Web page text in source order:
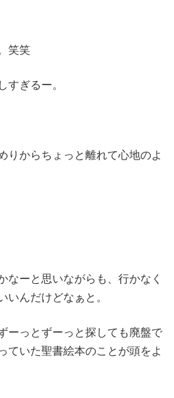
笑笑
すぎるー。
りからちょっと離れて心地のよ
なーと思いながらも、行かなく
いんだけどなぁと。
ーっとずーっと探しても廃盤で
ていた聖書絵本のことが頭をよ